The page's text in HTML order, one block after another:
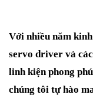
Với nhiều năm
servo driver và
linh kiện phong
chúng tôi tự hào